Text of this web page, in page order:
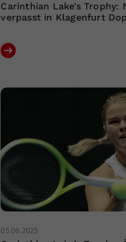
Carinthian Lake’s Trophy:
verpasst in Klagenfurt
05.06.2025